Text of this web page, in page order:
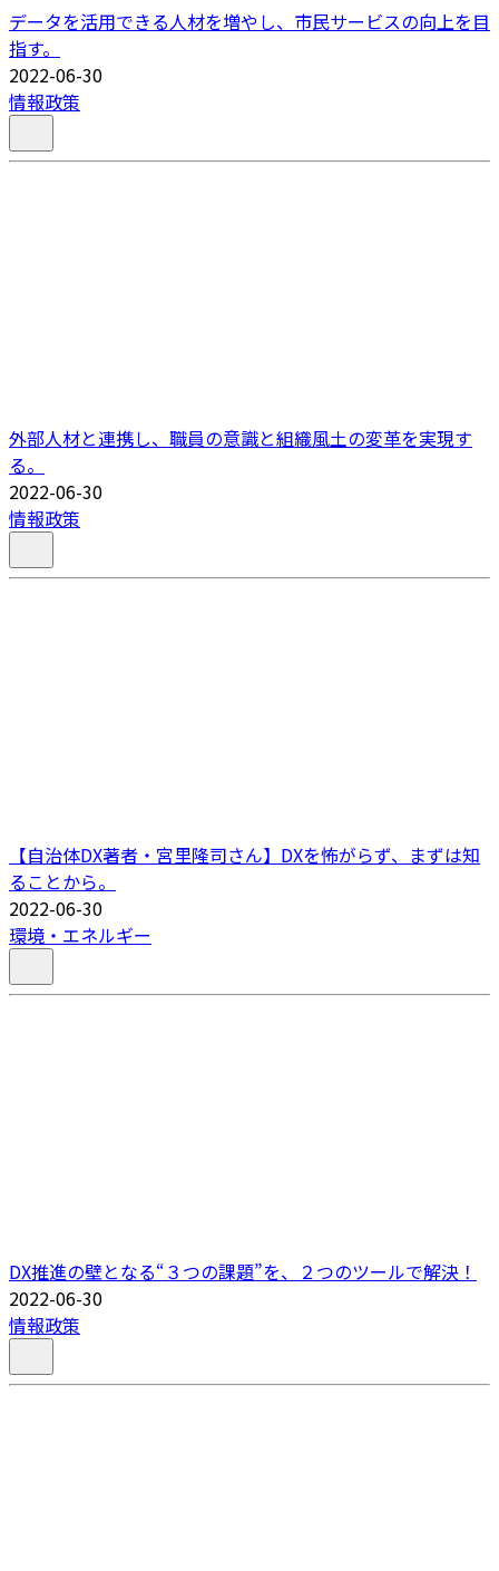
データを活用できる人材を増やし、市民サービスの向上を目
指す。
2022-06-30
情報政策
外部人材と連携し、職員の意識と組織風土の変革を実現す
る。
2022-06-30
情報政策
【自治体DX著者・宮里隆司さん】DXを怖がらず、まずは知
ることから。
2022-06-30
環境・エネルギー
DX推進の壁となる“３つの課題”を、２つのツールで解決！
2022-06-30
情報政策